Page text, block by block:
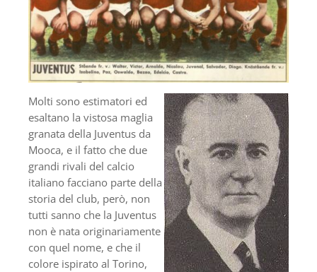
Molti sono estimatori ed
esaltano la vistosa maglia
granata della Juventus da
Mooca, e il fatto che due
grandi rivali del calcio
italiano facciano parte della
storia del club, però, non
tutti sanno che la Juventus
non è nata originariamente
con quel nome, e che il
colore ispirato al Torino,